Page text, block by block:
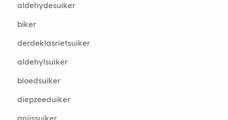
aldehydesuiker
biker
derdeklasrietsuiker
aldehylsuiker
bloedsuiker
diepzeeduiker